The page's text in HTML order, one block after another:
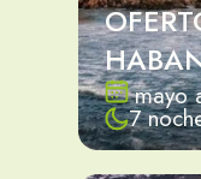
mayo
7